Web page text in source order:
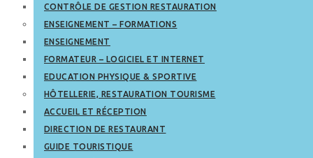
CONTRÔLE DE GESTION RESTAURATION
ENSEIGNEMENT – FORMATIONS
ENSEIGNEMENT
FORMATEUR – LOGICIEL ET INTERNET
EDUCATION PHYSIQUE & SPORTIVE
HÔTELLERIE, RESTAURATION TOURISME
ACCUEIL ET RÉCEPTION
DIRECTION DE RESTAURANT
GUIDE TOURISTIQUE